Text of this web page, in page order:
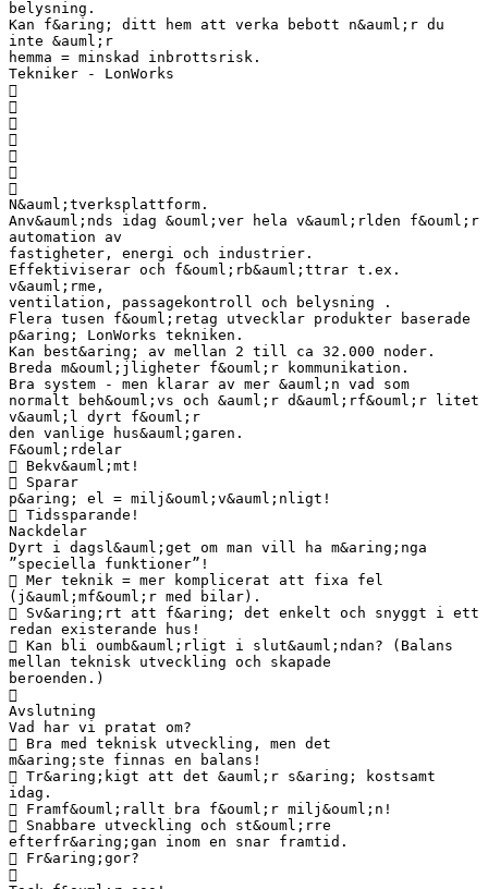
belysning.
Kan f&aring; ditt hem att verka bebott n&auml;r du
inte &auml;r
hemma = minskad inbrottsrisk.
Tekniker - LonWorks







N&auml;tverksplattform.
Anv&auml;nds idag &ouml;ver hela v&auml;rlden f&ouml;r
automation av
fastigheter, energi och industrier.
Effektiviserar och f&ouml;rb&auml;ttrar t.ex.
v&auml;rme,
ventilation, passagekontroll och belysning .
Flera tusen f&ouml;retag utvecklar produkter baserade
p&aring; LonWorks tekniken.
Kan best&aring; av mellan 2 till ca 32.000 noder.
Breda m&ouml;jligheter f&ouml;r kommunikation.
Bra system - men klarar av mer &auml;n vad som
normalt beh&ouml;vs och &auml;r d&auml;rf&ouml;r litet
v&auml;l dyrt f&ouml;r
den vanlige hus&auml;garen.
F&ouml;rdelar
 Bekv&auml;mt!
 Sparar
p&aring; el = milj&ouml;v&auml;nligt!
 Tidssparande!
Nackdelar
Dyrt i dagsl&auml;get om man vill ha m&aring;nga
”speciella funktioner”!
 Mer teknik = mer komplicerat att fixa fel
(j&auml;mf&ouml;r med bilar).
 Sv&aring;rt att f&aring; det enkelt och snyggt i ett
redan existerande hus!
 Kan bli oumb&auml;rligt i slut&auml;ndan? (Balans
mellan teknisk utveckling och skapade
beroenden.)

Avslutning
Vad har vi pratat om?
 Bra med teknisk utveckling, men det
m&aring;ste finnas en balans!
 Tr&aring;kigt att det &auml;r s&aring; kostsamt
idag.
 Framf&ouml;rallt bra f&ouml;r milj&ouml;n!
 Snabbare utveckling och st&ouml;rre
efterfr&aring;gan inom en snar framtid.
 Fr&aring;gor?
